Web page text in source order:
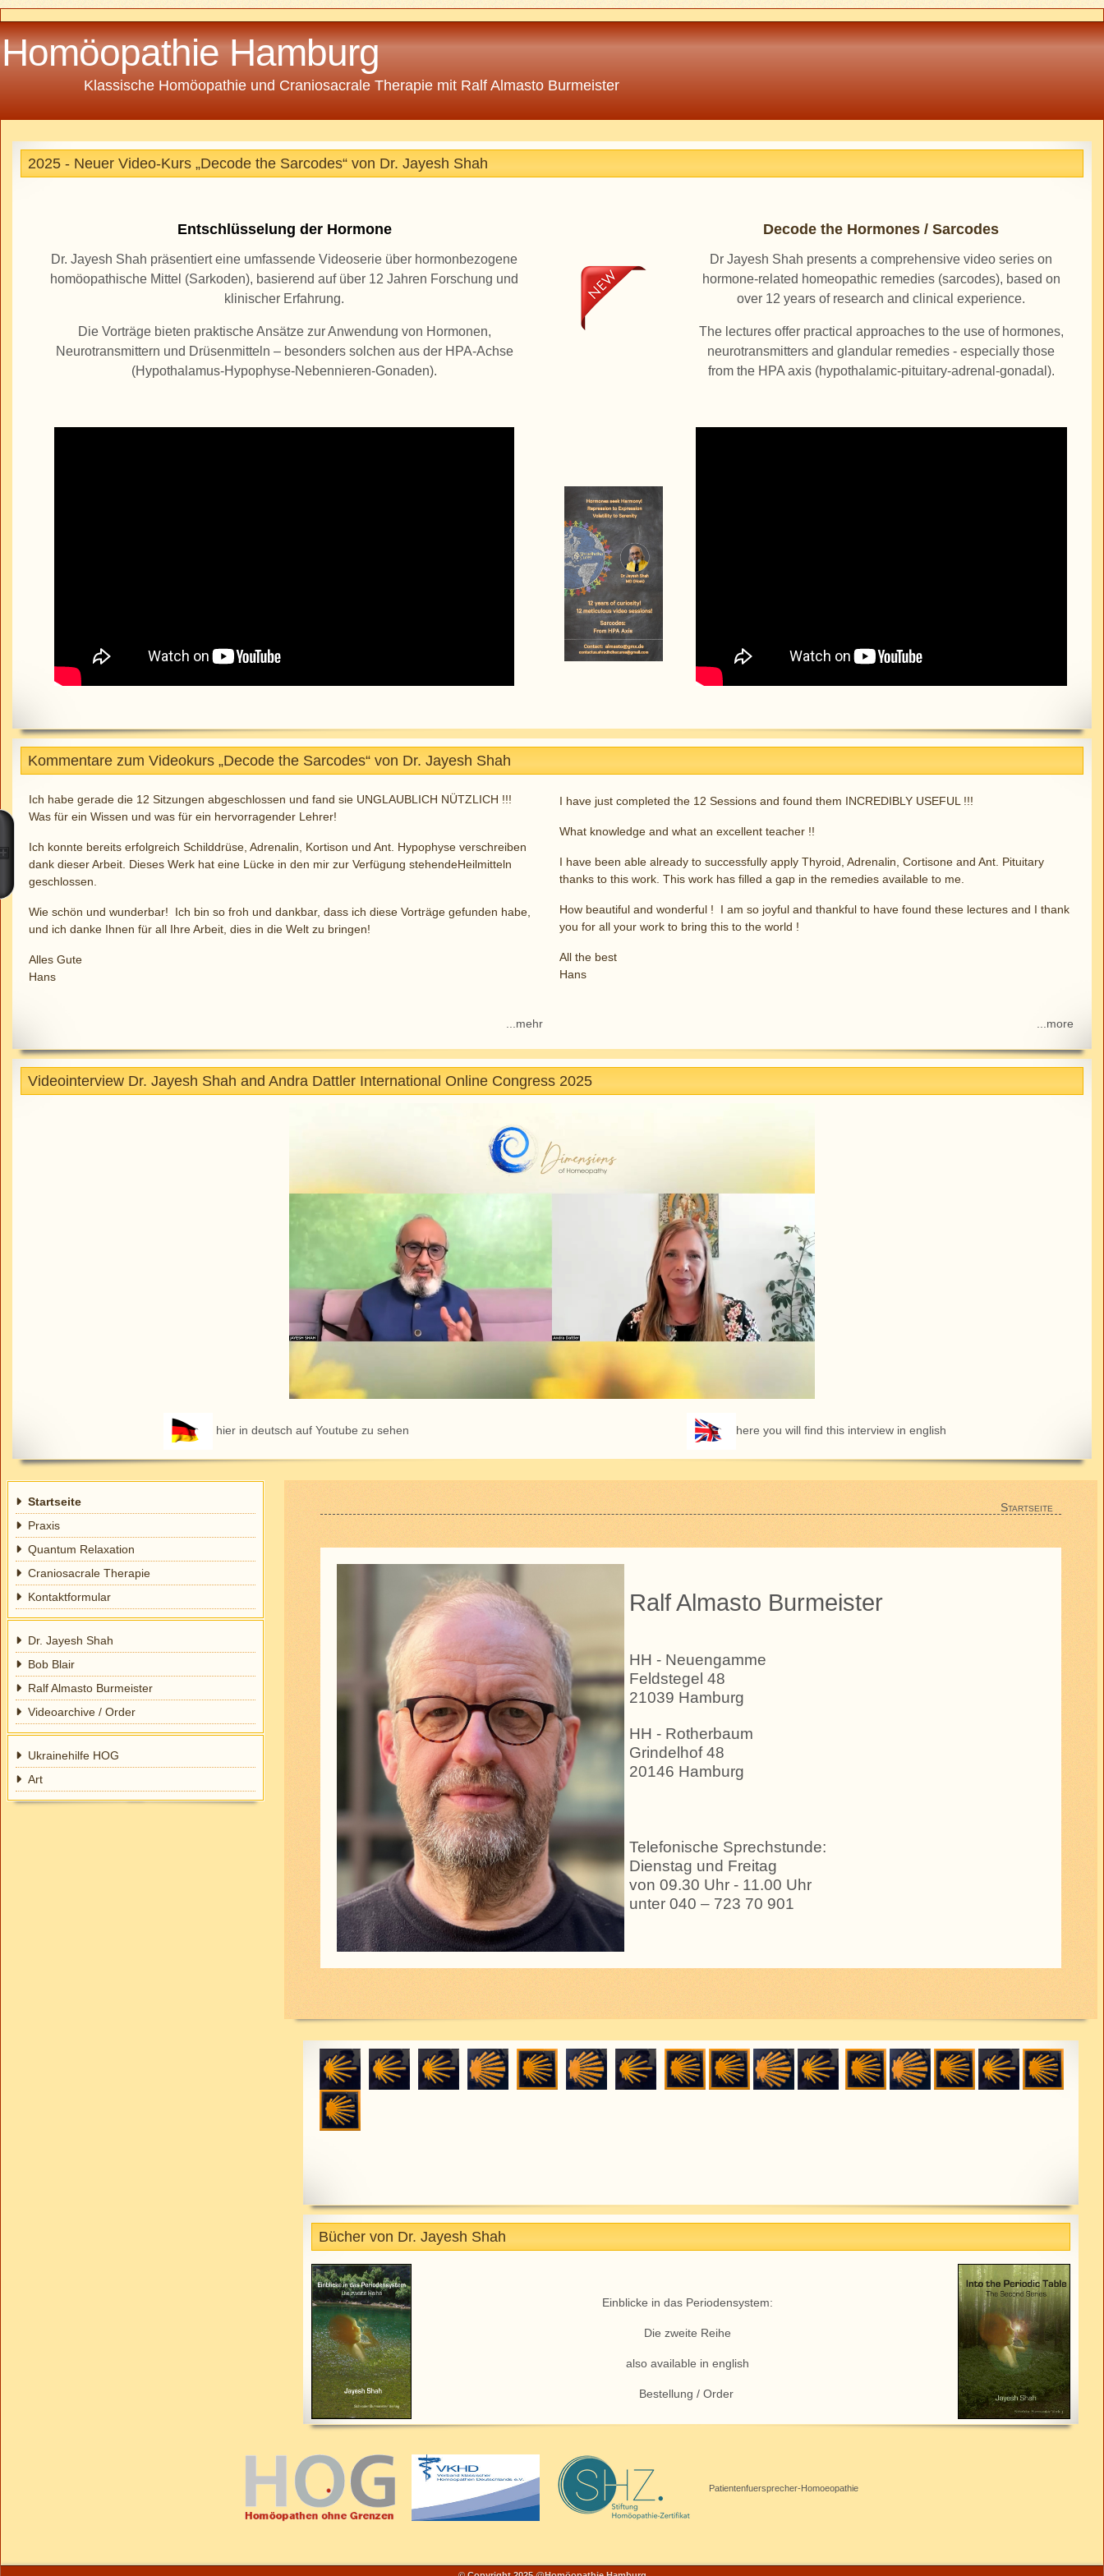
Homöopathie Hamburg
Klassische Homöopathie und Craniosacrale Therapie mit Ralf Almasto Burmeister
2025 - Neuer Video-Kurs „Decode the Sarcodes“ von Dr. Jayesh Shah
Entschlüsselung der Hormone
Dr. Jayesh Shah präsentiert eine umfassende Videoserie über hormonbezogene
homöopathische Mittel (Sarkoden), basierend auf über 12 Jahren Forschung und
klinischer Erfahrung.
Die Vorträge bieten praktische Ansätze zur Anwendung von Hormonen,
Neurotransmittern und Drüsenmitteln – besonders solchen aus der HPA-Achse
(Hypothalamus-Hypophyse-Nebennieren-Gonaden).
Decode the Hormones / Sarcodes
Dr Jayesh Shah presents a comprehensive video series on
hormone-related homeopathic remedies (sarcodes), based on
over 12 years of research and clinical experience.
The lectures offer practical approaches to the use of hormones,
neurotransmitters and glandular remedies - especially those
from the HPA axis (hypothalamic-pituitary-adrenal-gonadal).
Kommentare zum Videokurs „Decode the Sarcodes“ von Dr. Jayesh Shah
Ich habe gerade die 12 Sitzungen abgeschlossen und fand sie UNGLAUBLICH NÜTZLICH !!!
Was für ein Wissen und was für ein hervorragender Lehrer!
Ich konnte bereits erfolgreich Schilddrüse, Adrenalin, Kortison und Ant. Hypophyse verschreiben
dank dieser Arbeit. Dieses Werk hat eine Lücke in den mir zur Verfügung stehendeHeilmitteln
geschlossen.
Wie schön und wunderbar! Ich bin so froh und dankbar, dass ich diese Vorträge gefunden habe,
und ich danke Ihnen für all Ihre Arbeit, dies in die Welt zu bringen!
Alles Gute
Hans
I have just completed the 12 Sessions and found them INCREDIBLY USEFUL !!!
What knowledge and what an excellent teacher !!
I have been able already to successfully apply Thyroid, Adrenalin, Cortisone and Ant. Pituitary
thanks to this work. This work has filled a gap in the remedies available to me.
How beautiful and wonderful ! I am so joyful and thankful to have found these lectures and I thank
you for all your work to bring this to the world !
All the best
Hans
...mehr ...more
Videointerview Dr. Jayesh Shah and Andra Dattler International Online Congress 2025
hier in deutsch auf Youtube zu sehen here you will find this interview in english
Patientenfuersprecher-Homoeopathie
Startseite
Praxis
Quantum Relaxation
Craniosacrale Therapie
Kontaktformular
Dr. Jayesh Shah
Bob Blair
Ralf Almasto Burmeister
Videoarchive / Order
Ukrainehilfe HOG
Art
Startseite
Ralf Almasto Burmeister
HH - Neuengamme
Feldstegel 48
21039 Hamburg
HH - Rotherbaum
Grindelhof 48
20146 Hamburg
Telefonische Sprechstunde:
Dienstag und Freitag
von 09.30 Uhr - 11.00 Uhr
unter 040 – 723 70 901
Bücher von Dr. Jayesh Shah
Einblicke in das Periodensystem:
Die zweite Reihe
also available in english
Bestellung / Order